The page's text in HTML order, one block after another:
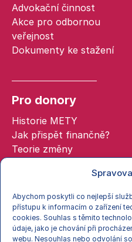
Abychom poskytli co nejlepší
přístupu k informacím o zařízení
cookies. Souhlas s těmito
údaje, jako je chování při
webu. Nesouhlas nebo odvolání
Advokační činnost
Akce pro odbornou
veřejnost
Dokumenty ke stažení
Pro donory
Historie METY
Jak přispět finančně?
Teorie změny
Zpracování